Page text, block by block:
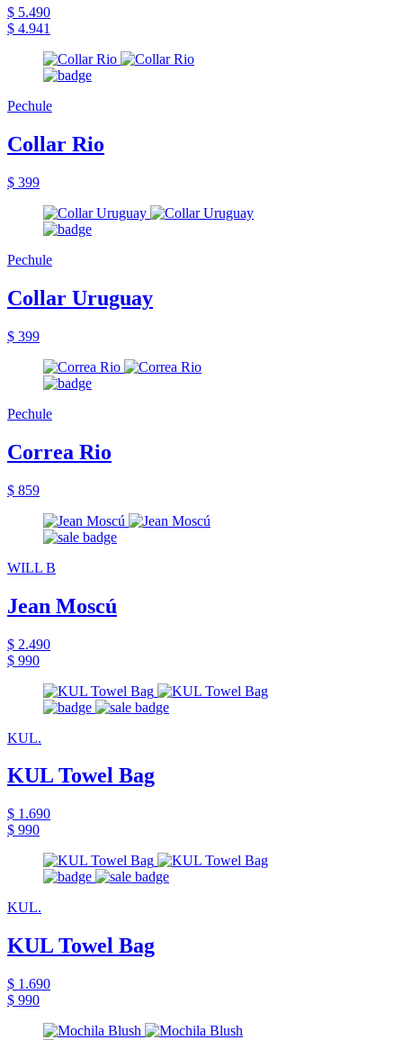
$ 5.490
$ 4.941
Pechule
Collar Rio
$ 399
Pechule
Collar Uruguay
$ 399
Pechule
Correa Rio
$ 859
WILL B
Jean Moscú
$ 2.490
$ 990
KUL.
KUL Towel Bag
$ 1.690
$ 990
KUL.
KUL Towel Bag
$ 1.690
$ 990